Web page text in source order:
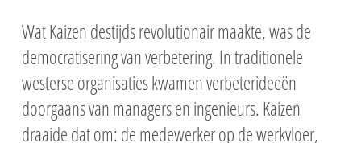
Wat Kaizen destijds revolutionair maakte, was de
democratisering van verbetering. In traditionele
westerse organisaties kwamen verbeterideeën
doorgaans van managers en ingenieurs. Kaizen
draaide dat om: de medewerker op de werkvloer,